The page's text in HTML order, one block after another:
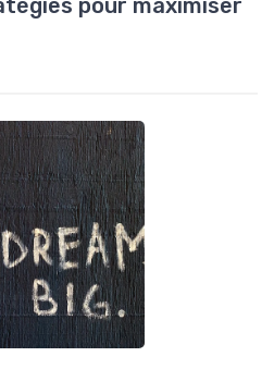
pour maximiser